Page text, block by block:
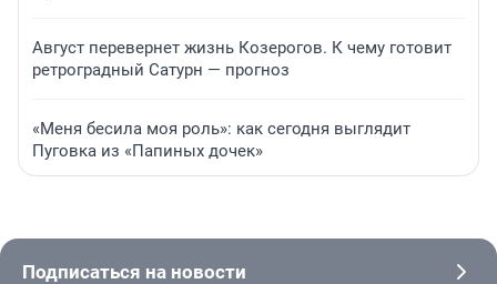
Август перевернет жизнь Козерогов. К чему готовит
ретроградный Сатурн — прогноз
«Меня бесила моя роль»: как сегодня выглядит
Пуговка из «Папиных дочек»
Подписаться на новости